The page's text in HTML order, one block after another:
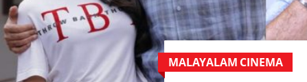
MALAYALAM CINEMA